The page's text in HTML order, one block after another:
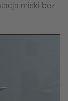
miski bez